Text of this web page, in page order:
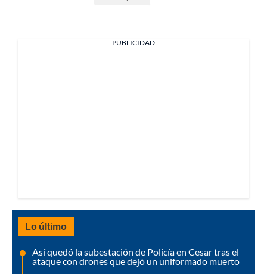
PUBLICIDAD
Lo último
Así quedó la subestación de Policía en Cesar tras el
ataque con drones que dejó un uniformado muerto